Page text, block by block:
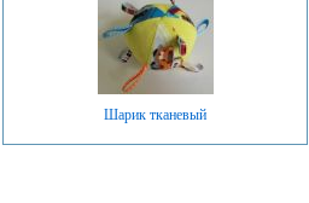
Шарик тканевый